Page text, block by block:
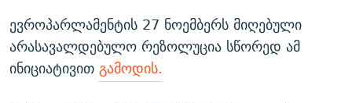
ევროპარლამენტის 27 ნოემბერს მიღებული
არასავალდებულო რეზოლუცია სწორედ ამ
ინიციატივითგამოდის.